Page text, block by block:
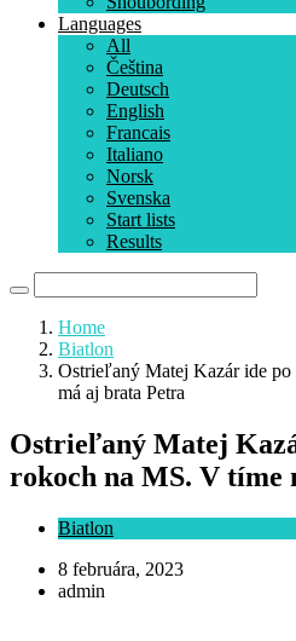
Languages
All
Čeština
Deutsch
English
Francais
Italiano
Norsk
Svenska
Start lists
Results
Home
Biatlon
Ostrieľaný Matej Kazár ide
má aj brata Petra
Ostrieľaný Matej
rokoch na MS. V tíme
Biatlon
8 februára, 2023
admin